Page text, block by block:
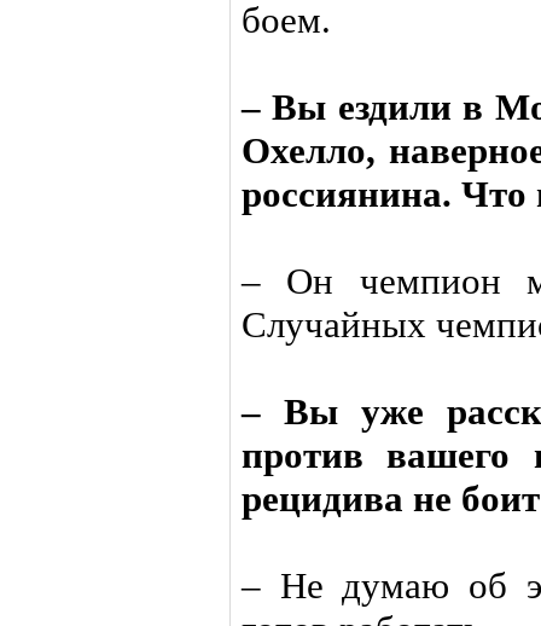
боем.
– Вы ездили в
Охелло,
россиянина. Что
– Он чемпион
Случайных
– Вы уже
против вашего
рецидива не
– Не думаю об